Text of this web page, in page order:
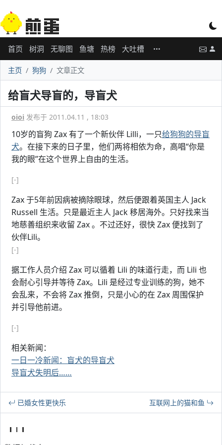
首页 树洞 无聊图 鱼塘 热榜 大吐槽
主页 狗狗 文章正文
给盲犬导盲的，导盲犬
oioi 发布于 2011.04.11 , 18:03
10岁的盲狗 Zax 有了一个新伙伴 Lilli，一只给狗狗的导盲
犬。在接下来的日子里，他们两将相依为命，高唱“你是
我的眼”在这个世界上自由的生活。
[-]
Zax 于5年前因病被摘除眼球，然后便跟着英国主人 Jack
Russell 生活。只是最近主人 Jack 移居海外。只好找来当
地慈善组织来收留 Zax 。不过还好，很快 Zax 便找到了
伙伴Lili。
[-]
据工作人员介绍 Zax 可以循着 Lili 的味道行走，而 Lili 也
会耐心引导并等待 Zax。Lili 是经过专业训练的狗，她不
会乱来，不会将 Zax 推倒，只是小心的在 Zax 周围保护
并引导他前进。
[-]
相关新闻：
一日一冷新闻：盲犬的导盲犬
导盲犬失明后……
已婚女性更快乐 互联网上的猫和鱼